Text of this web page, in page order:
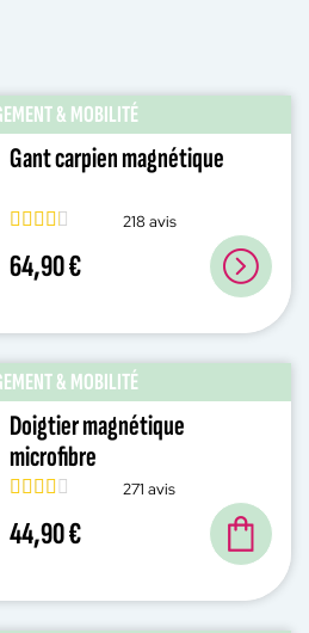
& MOBILITÉ
Gant carpien magnétique
218 avis
64,90 €
& MOBILITÉ
Doigtier magnétique
microfibre
271 avis
44,90 €